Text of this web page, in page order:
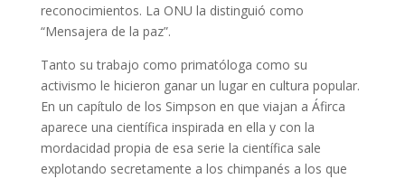
reconocimientos. La ONU la distinguió como
“Mensajera de la paz”.
Tanto su trabajo como primatóloga como su
activismo le hicieron ganar un lugar en cultura popular.
En un capítulo de los Simpson en que viajan a Áfirca
aparece una científica inspirada en ella y con la
mordacidad propia de esa serie la científica sale
explotando secretamente a los chimpanés a los que